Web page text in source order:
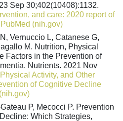
Sep 30;402(10408):1132.
and care: 2020 report of
(nih.gov)
Vernuccio L, Catanese G,
M. Nutrition, Physical
Factors in the Prevention of
Nutrients. 2021 Nov
Activity, and Other
of Cognitive Decline
P, Mecocci P. Prevention
Which Strategies,